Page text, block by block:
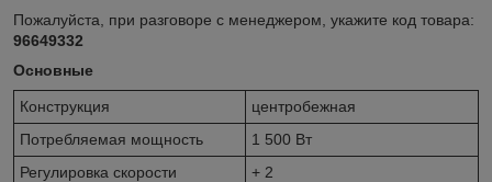
Пожалуйста, при разговоре с менеджером, укажите код товара:
96649332
Основные
Конструкция
центробежная
Потребляемая мощность
1 500 Вт
Регулировка скорости
+ 2